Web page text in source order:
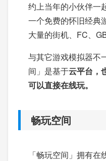
约上当年的小伙伴一
一个免费的怀旧经典
大量的街机、FC、
与其它游戏模拟器不
间」是基于云平台，
可以直接在线玩。
畅玩空间
「畅玩空间」拥有